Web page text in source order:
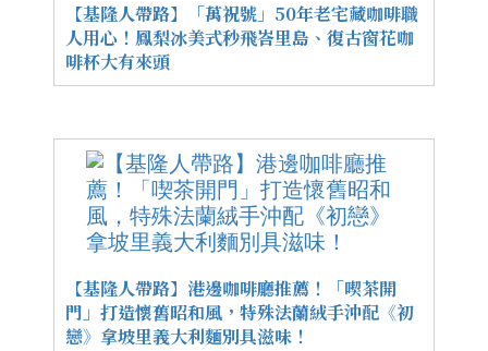
【基隆人帶路】「萬祝號」50年老宅藏咖啡職
人用心！鳳梨冰美式秒飛峇里島、復古窗花咖
啡杯大有來頭
【基隆人帶路】港邊咖啡廳推薦！「喫茶開
門」打造懷舊昭和風，特殊法蘭絨手沖配《初
戀》拿坡里義大利麵別具滋味！